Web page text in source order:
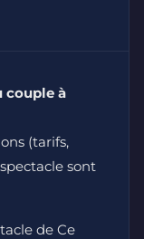
couple à
(tarifs,
sont
de Ce